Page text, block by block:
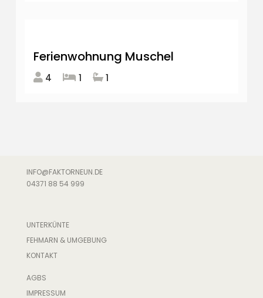
Ferienwohnung Muschel
4 1 1
INFO@FAKTORNEUN.DE
04371 88 54 999
UNTERKÜNTE
FEHMARN & UMGEBUNG
KONTAKT
AGBS
IMPRESSUM